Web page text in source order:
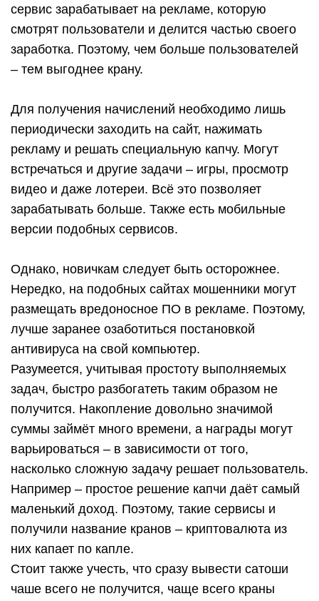
сервис зарабатывает на рекламе, которую
смотрят пользователи и делится частью своего
заработка. Поэтому, чем больше пользователей
– тем выгоднее крану.
Для получения начислений необходимо лишь
периодически заходить на сайт, нажимать
рекламу и решать специальную капчу. Могут
встречаться и другие задачи – игры, просмотр
видео и даже лотереи. Всё это позволяет
зарабатывать больше. Также есть мобильные
версии подобных сервисов.
Однако, новичкам следует быть осторожнее.
Нередко, на подобных сайтах мошенники могут
размещать вредоносное ПО в рекламе. Поэтому,
лучше заранее озаботиться постановкой
антивируса на свой компьютер.
Разумеется, учитывая простоту выполняемых
задач, быстро разбогатеть таким образом не
получится. Накопление довольно значимой
суммы займёт много времени, а награды могут
варьироваться – в зависимости от того,
насколько сложную задачу решает пользователь.
Например – простое решение капчи даёт самый
маленький доход. Поэтому, такие сервисы и
получили название кранов – криптовалюта из
них капает по капле.
Стоит также учесть, что сразу вывести сатоши
чаше всего не получится, чаще всего краны